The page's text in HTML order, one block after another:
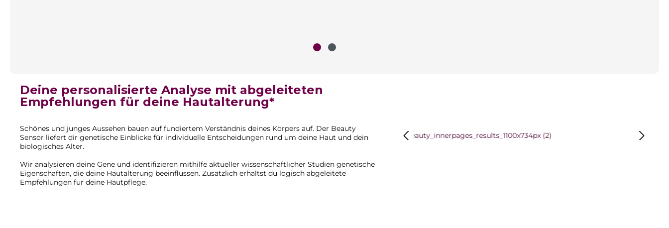
Deine personalisierte Analyse mit abgeleiteten
Empfehlungen für deine Hautalterung*
Schönes und junges Aussehen bauen auf fundiertem Verständnis deines Körpers auf. Der Beauty
Sensor liefert dir genetische Einblicke für individuelle Entscheidungen rund um deine Haut und dein
biologisches Alter.
Wir analysieren deine Gene und identifizieren mithilfe aktueller wissenschaftlicher Studien genetische
Eigenschaften, die deine Hautalterung beeinflussen. Zusätzlich erhältst du logisch abgeleitete
Empfehlungen für deine Hautpflege.
Bildergalerie überspringen